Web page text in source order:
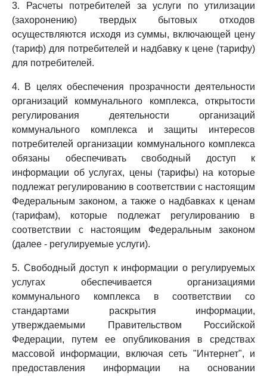
3. Расчеты потребителей за услуги по утилизации
(захоронению) твердых бытовых отходов
осуществляются исходя из суммы, включающей цену
(тариф) для потребителей и надбавку к цене (тарифу)
для потребителей.
4. В целях обеспечения прозрачности деятельности
организаций коммунального комплекса, открытости
регулирования деятельности организаций
коммунального комплекса и защиты интересов
потребителей организации коммунального комплекса
обязаны обеспечивать свободный доступ к
информации об услугах, цены (тарифы) на которые
подлежат регулированию в соответствии с настоящим
Федеральным законом, а также о надбавках к ценам
(тарифам), которые подлежат регулированию в
соответствии с настоящим Федеральным законом
(далее - регулируемые услуги).
5. Свободный доступ к информации о регулируемых
услугах обеспечивается организациями
коммунального комплекса в соответствии со
стандартами раскрытия информации,
утверждаемыми Правительством Российской
Федерации, путем ее опубликования в средствах
массовой информации, включая сеть "Интернет", и
предоставления информации на основании